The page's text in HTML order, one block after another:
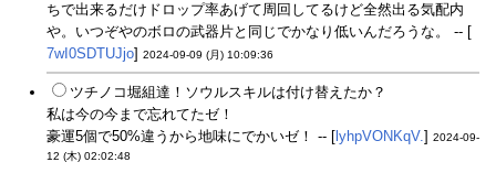
ちで出来るだけドロップ率あげて周回してるけど全然出る気配内
や。いつぞやのボロの武器片と同じでかなり低いんだろうな。 -- [
7wI0SDTUJjo] 2024-09-09 (月) 10:09:36
ツチノコ堀組達！ソウルスキルは付け替えたか？
私は今の今まで忘れてたゼ！
豪運5個で50%違うから地味にでかいゼ！ -- [ lyhpVONKqV.] 2024-09-
12 (木) 02:02:48